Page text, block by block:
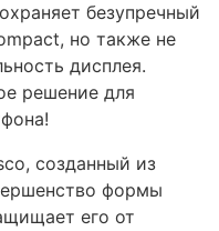
безупречный
но также не
дисплея.
решение для
созданный из
формы
его от